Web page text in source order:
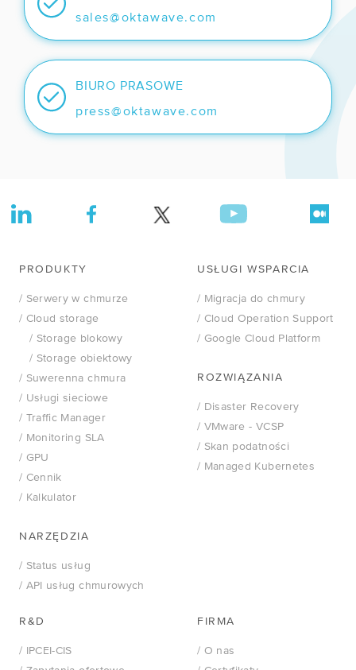
sales@oktawave.com
BIURO PRASOWE
press@oktawave.com
PRODUKTY
/ Serwery w chmurze
/ Cloud storage
/ Storage blokowy
/ Storage obiektowy
/ Suwerenna chmura
/ Usługi sieciowe
/ Traffic Manager
/ Monitoring SLA
/ GPU
/ Cennik
/ Kalkulator
NARZĘDZIA
/ Status usług
/ API usług chmurowych
USŁUGI WSPARCIA
/ Migracja do chmury
/ Cloud Operation Support
/ Google Cloud Platform
ROZWIĄZANIA
/ Disaster Recovery
/ VMware - VCSP
/ Skan podatności
/ Managed Kubernetes
R&D
/ IPCEI-CIS
FIRMA
/ O nas